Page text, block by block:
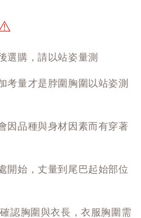
選購，請以站姿量測
考量才是脖圍胸圍以站姿測
因品種與身材因素而有穿著
開始，丈量到尾巴起始部位
認胸圍與衣長，衣服胸圍需